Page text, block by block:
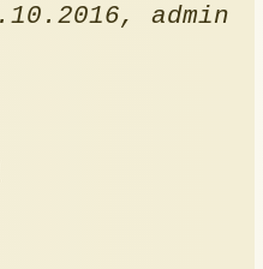
admin